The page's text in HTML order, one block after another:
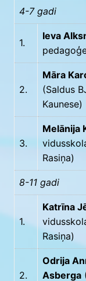
4-7 gadi
1.
Ieva
2.
Māra
(Saldus
Kaunese)
3.
Melānija
Rasiņa)
8-11 gadi
1.
Katrīna
Rasiņa)
2.
Odrija
Asberga